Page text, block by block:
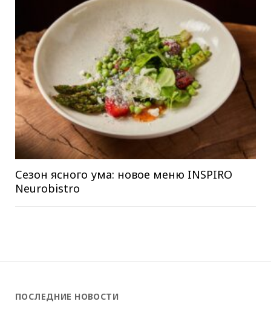
ПОСЛЕДНИЕ НОВОСТИ
Сезон ясного ума: новое меню INSPIRO
Neurobistro